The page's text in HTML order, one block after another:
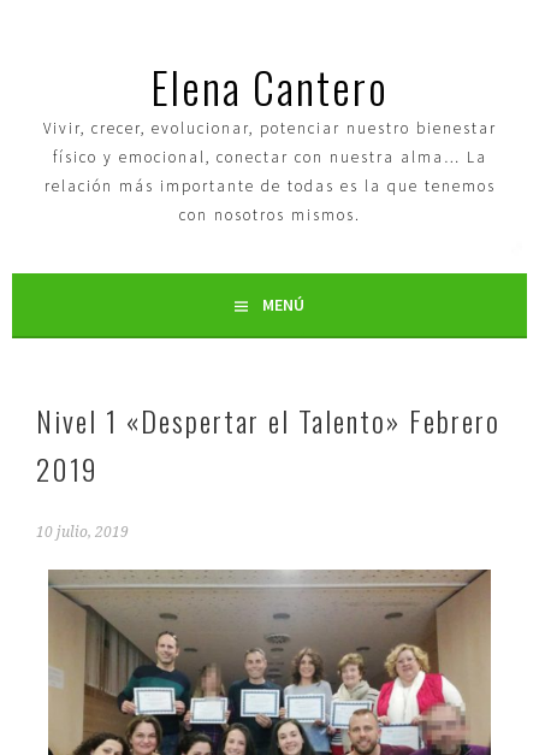
Elena Cantero
Vivir, crecer, evolucionar, potenciar nuestro bienestar
físico y emocional, conectar con nuestra alma… La
relación más importante de todas es la que tenemos
con nosotros mismos.
MENÚ
Nivel 1 «Despertar el Talento» Febrero
2019
10 julio, 2019